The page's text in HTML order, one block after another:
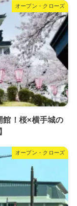
オープン・クローズ
館！桜×横手城の
オープン・クローズ